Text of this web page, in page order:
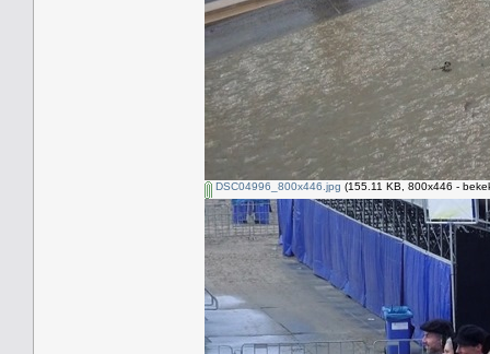
DSC04996_800x446.jpg (155.11 KB, 800x446 -